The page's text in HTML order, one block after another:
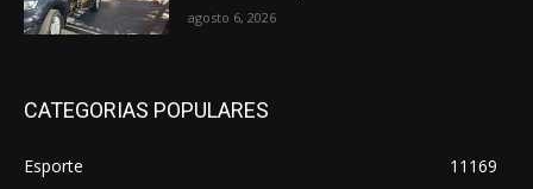
agosto 6, 2026
CATEGORIAS POPULARES
Esporte
11169